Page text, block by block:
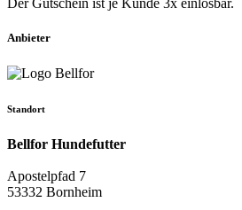
Der Gutschein ist je Kunde 3x einlösbar.
Anbieter
Standort
Bellfor Hundefutter
Apostelpfad 7
53332 Bornheim